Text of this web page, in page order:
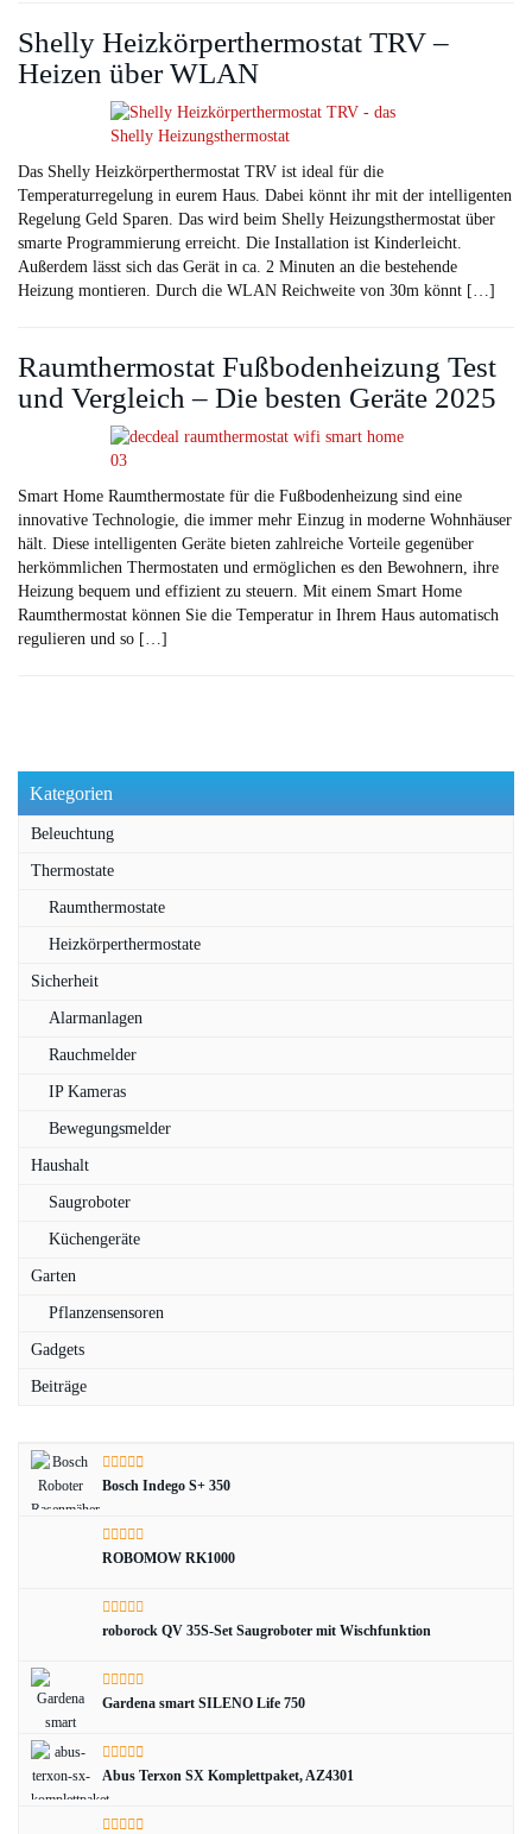
Shelly Heizkörperthermostat TRV –
Heizen über WLAN
Das Shelly Heizkörperthermostat TRV ist ideal für die
Temperaturregelung in eurem Haus. Dabei könnt ihr mit der intelligenten
Regelung Geld Sparen. Das wird beim Shelly Heizungsthermostat über
smarte Programmierung erreicht. Die Installation ist Kinderleicht.
Außerdem lässt sich das Gerät in ca. 2 Minuten an die bestehende
Heizung montieren. Durch die WLAN Reichweite von 30m könnt […]
Raumthermostat Fußbodenheizung Test
und Vergleich – Die besten Geräte 2025
Smart Home Raumthermostate für die Fußbodenheizung sind eine
innovative Technologie, die immer mehr Einzug in moderne Wohnhäuser
hält. Diese intelligenten Geräte bieten zahlreiche Vorteile gegenüber
herkömmlichen Thermostaten und ermöglichen es den Bewohnern, ihre
Heizung bequem und effizient zu steuern. Mit einem Smart Home
Raumthermostat können Sie die Temperatur in Ihrem Haus automatisch
regulieren und so […]
Kategorien
Beleuchtung
Thermostate
Raumthermostate
Heizkörperthermostate
Sicherheit
Alarmanlagen
Rauchmelder
IP Kameras
Bewegungsmelder
Haushalt
Saugroboter
Küchengeräte
Garten
Pflanzensensoren
Gadgets
Beiträge
Bosch Indego S+ 350
ROBOMOW RK1000
roborock QV 35S-Set Saugroboter mit Wischfunktion
Gardena smart SILENO Life 750
Abus Terxon SX Komplettpaket, AZ4301